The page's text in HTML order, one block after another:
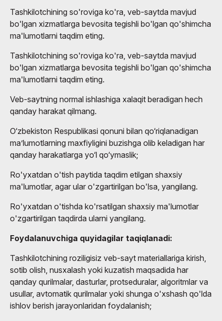
Tashkilotchining so'roviga ko'ra, veb-saytda mavjud
bo'lgan xizmatlarga bevosita tegishli bo'lgan qo'shimcha
ma'lumotlarni taqdim eting.
Tashkilotchining so'roviga ko'ra, veb-saytda mavjud
bo'lgan xizmatlarga bevosita tegishli bo'lgan qo'shimcha
ma'lumotlarni taqdim eting.
Veb-saytning normal ishlashiga xalaqit beradigan hech
qanday harakat qilmang.
O‘zbekiston Respublikasi qonuni bilan qo‘riqlanadigan
ma’lumotlarning maxfiyligini buzishga olib keladigan har
qanday harakatlarga yo‘l qo‘ymaslik;
Ro'yxatdan o'tish paytida taqdim etilgan shaxsiy
ma'lumotlar, agar ular o'zgartirilgan bo'lsa, yangilang.
Ro'yxatdan o'tishda ko'rsatilgan shaxsiy ma'lumotlar
o'zgartirilgan taqdirda ularni yangilang.
Foydalanuvchiga quyidagilar taqiqlanadi:
Tashkilotchining roziligisiz veb-sayt materiallariga kirish,
sotib olish, nusxalash yoki kuzatish maqsadida har
qanday qurilmalar, dasturlar, protseduralar, algoritmlar va
usullar, avtomatik qurilmalar yoki shunga o'xshash qo'lda
ishlov berish jarayonlaridan foydalanish;